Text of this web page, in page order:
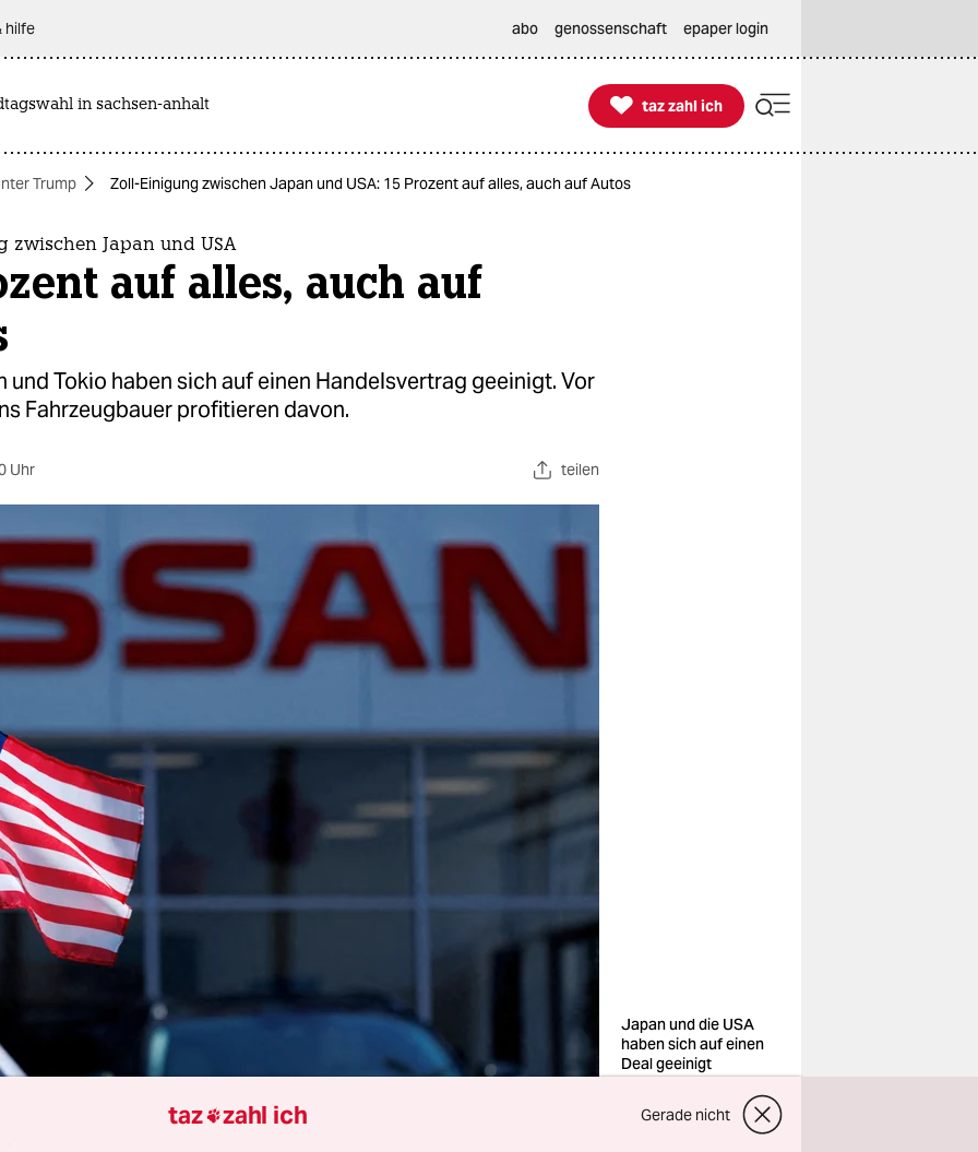
hilfe abo genossenschaft epaper login
in sachsen-anhalt 
taz zahl ich
taz zahl ich
Trump Zoll-Einigung zwischen Japan und USA: 15 Prozent auf alles, auch auf Autos
zwischen Japan und USA
auf alles, auch auf
und Tokio haben sich auf einen Handelsvertrag geeinigt. Vor
Fahrzeugbauer profitieren davon.
Uhr teilen
Japan und die USA
haben sich auf einen
Deal geeinigt
Foto: Mike
taz zahl ich Gerade nicht